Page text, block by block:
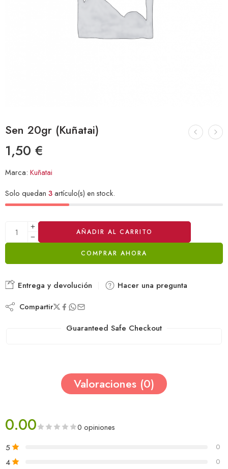
Sen 20gr (Kuñatai)
1,50 €
Marca: Kuñatai
Solo quedan 3artículo(s) en stock.
AÑADIR AL CARRITO
COMPRAR AHORA
Alternative:
Entrega y devolución Hacer una pregunta
Compartir
Guaranteed Safe Checkout
Valoraciones (0)
0.00 0 opiniones
5 0
4 0